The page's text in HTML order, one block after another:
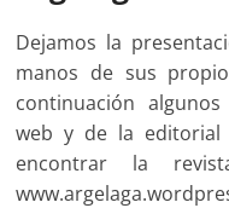
Dejamos la
manos de sus
continuación
web y de la editorial
encontrar la